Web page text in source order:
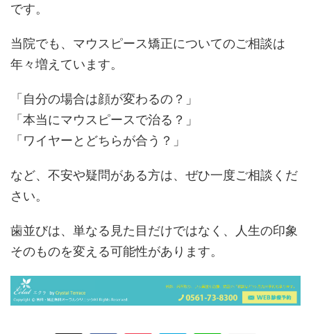
です。
当院でも、マウスピース矯正についてのご相談は
年々増えています。
「自分の場合は顔が変わるの？」
「本当にマウスピースで治る？」
「ワイヤーとどちらが合う？」
など、不安や疑問がある方は、ぜひ一度ご相談くだ
さい。
歯並びは、単なる見た目だけではなく、人生の印象
そのものを変える可能性があります。